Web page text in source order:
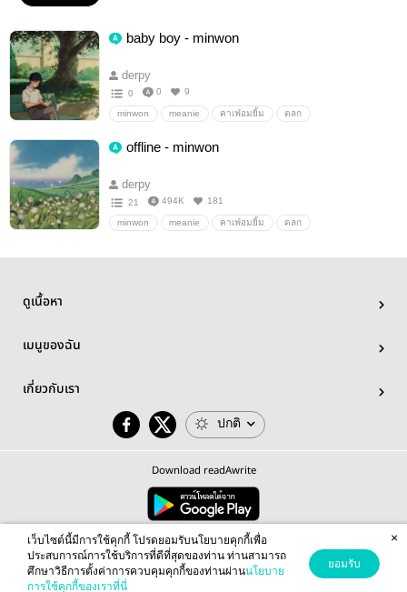
baby boy - minwon
derpy
0 0 9
minwon meanie คาเฟ่อมยิ้ม ตลก
offline - minwon
derpy
21 494K 181
minwon meanie คาเฟ่อมยิ้ม ตลก
ดูเนื้อหา
เมนูของฉัน
เกี่ยวกับเรา
ปกติ
Download readAwrite
© 2026 readAwrite.com by MEB Corporation Public Company Limited
This site is protected by reCAPTCHA and the Google Privacy Policy Terms of Serviceapply.
เว็บไซต์นี้มีการใช้คุกกี้ โปรดยอมรับนโยบายคุกกี้เพื่อ
ประสบการณ์การใช้บริการที่ดีที่สุดของท่าน ท่านสามารถ
ศึกษาวิธีการตั้งค่าการควบคุมคุกกี้ของท่านผ่านนโยบาย
การใช้คุกกี้ของเราที่นี่
ยอมรับ
×